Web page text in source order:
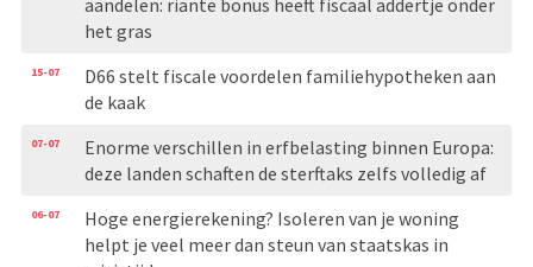
het gras
15-07
D66 stelt fiscale voordelen familiehypotheken aan
de kaak
07-07
Enorme verschillen in erfbelasting binnen Europa:
deze landen schaften de sterftaks zelfs volledig af
06-07
Hoge energierekening? Isoleren van je woning
helpt je veel meer dan steun van staatskas in